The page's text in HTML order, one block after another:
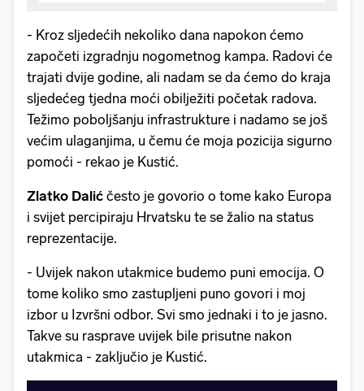
- Kroz sljedećih nekoliko dana napokon ćemo
započeti izgradnju nogometnog kampa. Radovi će
trajati dvije godine, ali nadam se da ćemo do kraja
sljedećeg tjedna moći obilježiti početak radova.
Težimo poboljšanju infrastrukture i nadamo se još
većim ulaganjima, u čemu će moja pozicija sigurno
pomoći - rekao je Kustić.
Zlatko Dalić često je govorio o tome kako Europa
i svijet percipiraju Hrvatsku te se žalio na status
reprezentacije.
- Uvijek nakon utakmice budemo puni emocija. O
tome koliko smo zastupljeni puno govori i moj
izbor u Izvršni odbor. Svi smo jednaki i to je jasno.
Takve su rasprave uvijek bile prisutne nakon
utakmica - zaključio je Kustić.